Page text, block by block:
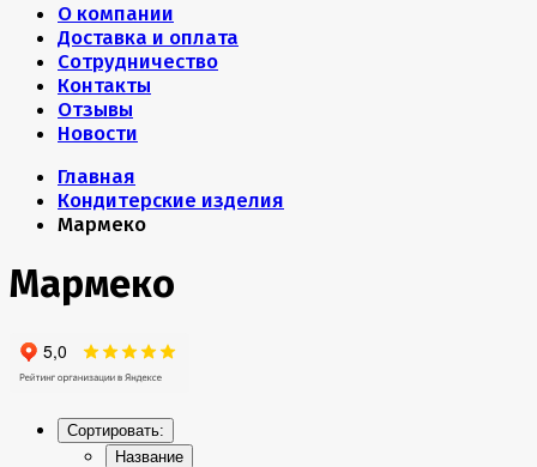
О компании
Доставка и оплата
Сотрудничество
Контакты
Отзывы
Новости
Главная
Кондитерские изделия
Мармеко
Мармеко
Сортировать:
Название